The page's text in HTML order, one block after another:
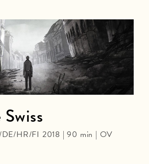
HR/FI 2018 | 90 min | OV